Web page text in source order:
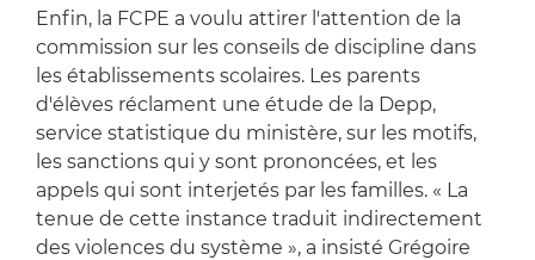
Enfin, la FCPE a voulu attirer l'attention de la
commission sur les conseils de discipline dans
les établissements scolaires. Les parents
d'élèves réclament une étude de la Depp,
service statistique du ministère, sur les motifs,
les sanctions qui y sont prononcées, et les
appels qui sont interjetés par les familles. « La
tenue de cette instance traduit indirectement
des violences du système », a insisté Grégoire